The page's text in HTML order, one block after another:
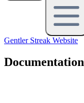
Gentler Streak Website
Documentation